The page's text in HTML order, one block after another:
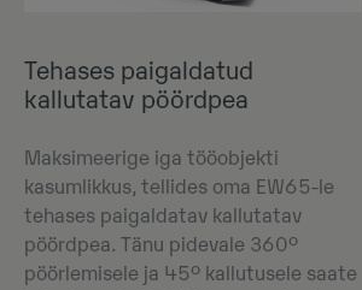
Tehases paigaldatud
kallutatav pöördpea
Maksimeerige iga tööobjekti
kasumlikkus, tellides oma EW65-le
tehases paigaldatav kallutatav
pöördpea. Tänu pidevale 360°
pöörlemisele ja 45° kallutusele saate